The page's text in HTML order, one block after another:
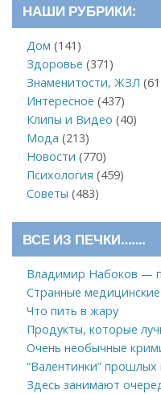
НАШИ РУБРИКИ:
Дом (141)
Здоровье (371)
Знаменитости, ЖЗЛ
Интересное (437)
Клипы и Видео (40)
Мода (213)
Новости (770)
Психология (459)
Советы (483)
ВСЕ ИЗ ПЕЧКИ…….
Владимир Набоков —
Странные
Что пить в жару
Продукты, которые
Очень необычные
“Валентинки” прошлых
Здесь занимают